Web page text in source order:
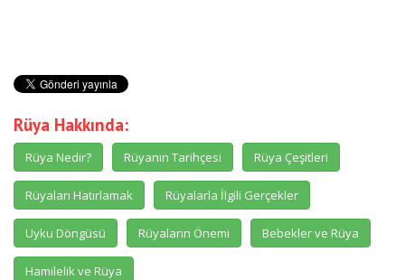
Rüya Hakkında:
Rüya Nedir? Rüyanın Tarihçesi Rüya Çeşitleri
Rüyaları Hatırlamak Rüyalarla İlgili Gerçekler
Uyku Döngüsü Rüyaların Önemi Bebekler ve Rüya
Hamilelik ve Rüya